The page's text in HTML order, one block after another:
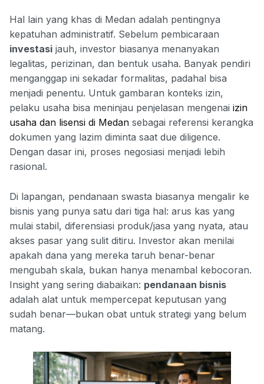
Hal lain yang khas di Medan adalah pentingnya
kepatuhan administratif. Sebelum pembicaraan
investasi jauh, investor biasanya menanyakan
legalitas, perizinan, dan bentuk usaha. Banyak pendiri
menganggap ini sekadar formalitas, padahal bisa
menjadi penentu. Untuk gambaran konteks izin,
pelaku usaha bisa meninjau penjelasan mengenai izin
usaha dan lisensi di Medan sebagai referensi kerangka
dokumen yang lazim diminta saat due diligence.
Dengan dasar ini, proses negosiasi menjadi lebih
rasional.
Di lapangan, pendanaan swasta biasanya mengalir ke
bisnis yang punya satu dari tiga hal: arus kas yang
mulai stabil, diferensiasi produk/jasa yang nyata, atau
akses pasar yang sulit ditiru. Investor akan menilai
apakah dana yang mereka taruh benar-benar
mengubah skala, bukan hanya menambal kebocoran.
Insight yang sering diabaikan: pendanaan bisnis
adalah alat untuk mempercepat keputusan yang
sudah benar—bukan obat untuk strategi yang belum
matang.